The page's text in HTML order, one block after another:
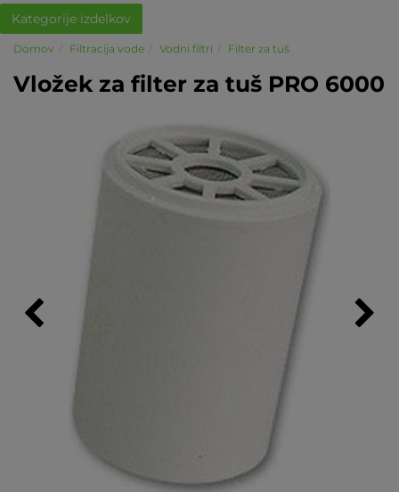
Kategorije izdelkov
Domov Filtracija vode Vodni filtri Filter za tuš
Vložek za filter za tuš PRO 6000